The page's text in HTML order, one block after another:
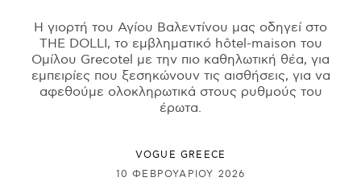
Η γιορτή του Αγίου Βαλεντίνου μας οδηγεί στο
THE DOLLI, το εμβληματικό hôtel-maison του
Ομίλου Grecotel με την πιο καθηλωτική θέα, για
εμπειρίες που ξεσηκώνουν τις αισθήσεις, για να
αφεθούμε ολοκληρωτικά στους ρυθμούς του
έρωτα.
VOGUE GREECE
10 ΦΕΒΡΟΥΑΡΊΟΥ 2026